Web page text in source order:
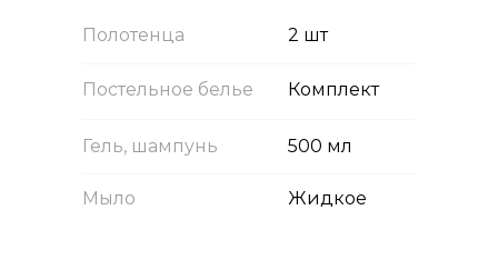
Полотенца 2 шт
Постельное белье Комплект
Гель, шампунь 500 мл
Мыло Жидкое